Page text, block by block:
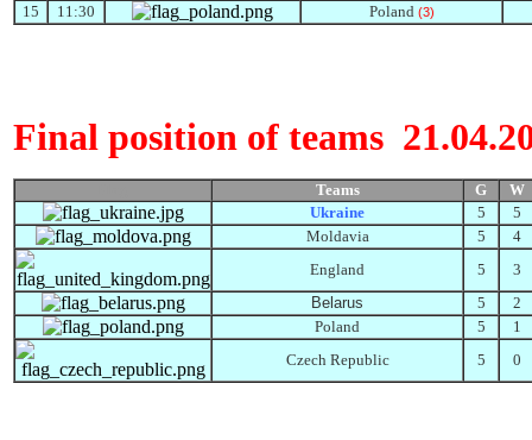
15 11:30 Poland (3)
Final position of teams
Teams G
W
Ukraine
5
5
Moldavia
5
4
England
5
3
Belarus
5
2
Poland
5
1
Czech Republic
5 0